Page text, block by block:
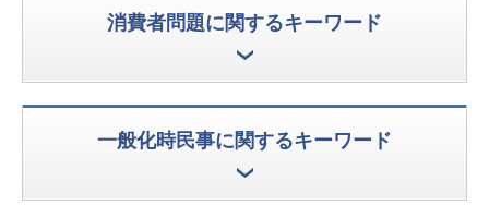
消費者問題に関するキーワード
一般化時民事に関するキーワード